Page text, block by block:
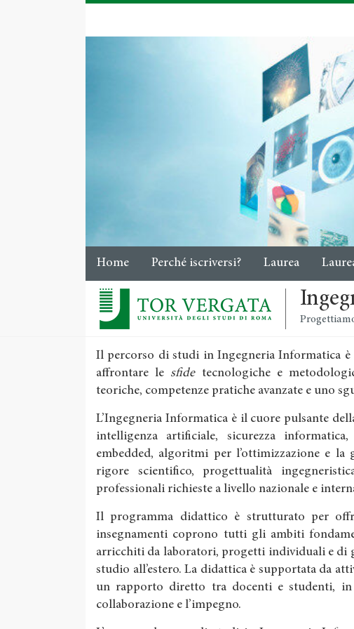
Home Perché iscriversi? Laurea
Il percorso di studi in Ingegneria Informatica è
affrontare le sfidetecnologiche e
teoriche, competenze pratiche avanzate e uno
L’Ingegneria Informatica è il cuore pulsante
intelligenza artificiale, sicurezza
embedded, algoritmi per l’ottimizzazione e
rigore scientifico, progettualità
professionali richieste a livello nazionale e
Il programma didattico è strutturato per
insegnamenti coprono tutti gli ambiti
arricchiti da laboratori, progetti individuali e di
studio all’estero. La didattica è supportata da
un rapporto diretto tra docenti e studenti,
collaborazione e l’impegno.